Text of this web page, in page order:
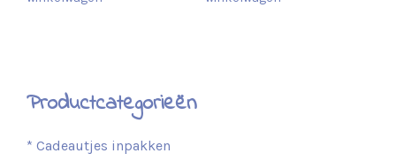
Productcategorieën
* Cadeautjes inpakken